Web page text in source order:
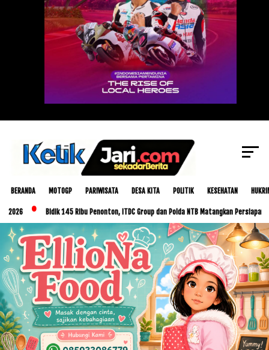
BERANDA MOTOGP PARIWISATA DESA KITA POLITIK KESEHATAN
Bidik 145 Ribu Penonton, ITDC Group dan Polda NTB Matangkan Persiapan MotoGP